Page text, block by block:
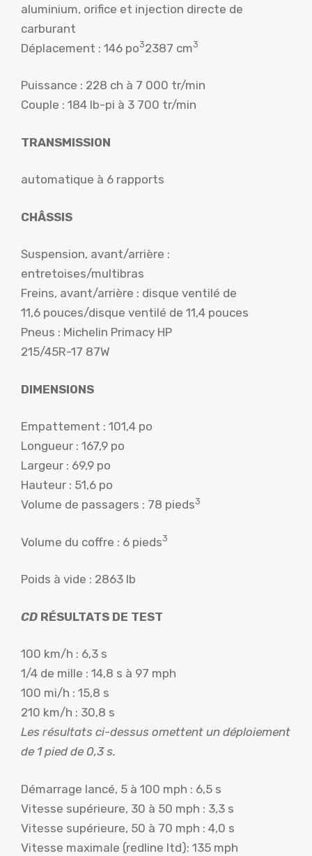
aluminium, orifice et injection directe de
carburant
Déplacement : 146 po32387 cm3
Puissance : 228 ch à 7 000 tr/min
Couple : 184 lb-pi à 3 700 tr/min
TRANSMISSION
automatique à 6 rapports
CHÂSSIS
Suspension, avant/arrière :
entretoises/multibras
Freins, avant/arrière : disque ventilé de
11,6 pouces/disque ventilé de 11,4 pouces
Pneus : Michelin Primacy HP
215/45R-17 87W
DIMENSIONS
Empattement : 101,4 po
Longueur : 167,9 po
Largeur : 69,9 po
Hauteur : 51,6 po
Volume de passagers : 78 pieds3
Volume du coffre : 6 pieds3
Poids à vide : 2863 lb
CD RÉSULTATS DE TEST
100 km/h : 6,3 s
1/4 de mille : 14,8 s à 97 mph
100 mi/h : 15,8 s
210 km/h : 30,8 s
Les résultats ci-dessus omettent un déploiement
de 1 pied de 0,3 s.
Démarrage lancé, 5 à 100 mph : 6,5 s
Vitesse supérieure, 30 à 50 mph : 3,3 s
Vitesse supérieure, 50 à 70 mph : 4,0 s
Vitesse maximale (redline ltd): 135 mph